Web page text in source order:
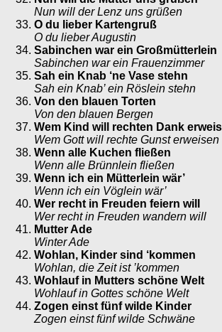
Nun will der Lenz uns grüßen
O du lieber Kartengruß
O du lieber Augustin
Sabinchen war ein Großmütterlein
Sabinchen war ein Frauenzimmer
Sah ein Knab ‘ne Vase stehn
Sah ein Knab’ ein Röslein stehn
Von den blauen Torten
Von den blauen Bergen
Wem Kind will rechten Dank
Wem Gott will rechte Gunst erweisen
Wenn alle Kuchen fließen
Wenn alle Brünnlein fließen
Wenn ich ein Mütterlein wär’
Wenn ich ein Vöglein wär’
Wer recht in Freuden feiern will
Wer recht in Freuden wandern will
Mutter Ade
Winter Ade
Wohlan, Kinder sind ‘kommen
Wohlan, die Zeit ist ’kommen
Wohlauf in Mutters schöne Welt
Wohlauf in Gottes schöne Welt
Zogen einst fünf wilde Kinder
Zogen einst fünf wilde Schwäne